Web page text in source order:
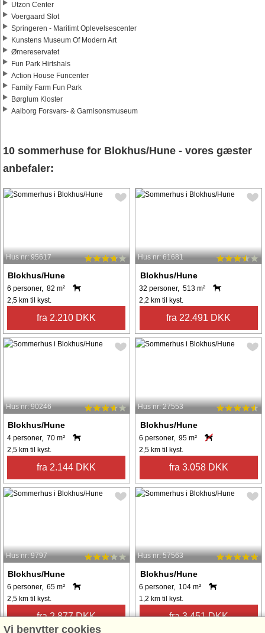
Utzon Center
Voergaard Slot
Springeren - Maritimt Oplevelsescenter
Kunstens Museum Of Modern Art
Ørnereservatet
Fun Park Hirtshals
Action House Funcenter
Family Farm Fun Park
Børglum Kloster
Aalborg Forsvars- & Garnisonsmuseum
10 sommerhuse for Blokhus/Hune - vores gæster
anbefaler:
Hus nr: 95617
Blokhus/Hune
6 personer, 82 m²
2,5 km til kyst.
fra 2.210 DKK
Hus nr: 61681
Blokhus/Hune
32 personer, 513 m²
2,2 km til kyst.
fra 22.491 DKK
Hus nr: 90246
Blokhus/Hune
4 personer, 70 m²
2,5 km til kyst.
fra 2.144 DKK
Hus nr: 27553
Blokhus/Hune
6 personer, 95 m²
2,5 km til kyst.
fra 3.058 DKK
Hus nr: 9797
Blokhus/Hune
6 personer, 65 m²
2,5 km til kyst.
fra 2.877 DKK
Hus nr: 57563
Blokhus/Hune
6 personer, 104 m²
1,2 km til kyst.
fra 3.451 DKK
Vi benytter cookies